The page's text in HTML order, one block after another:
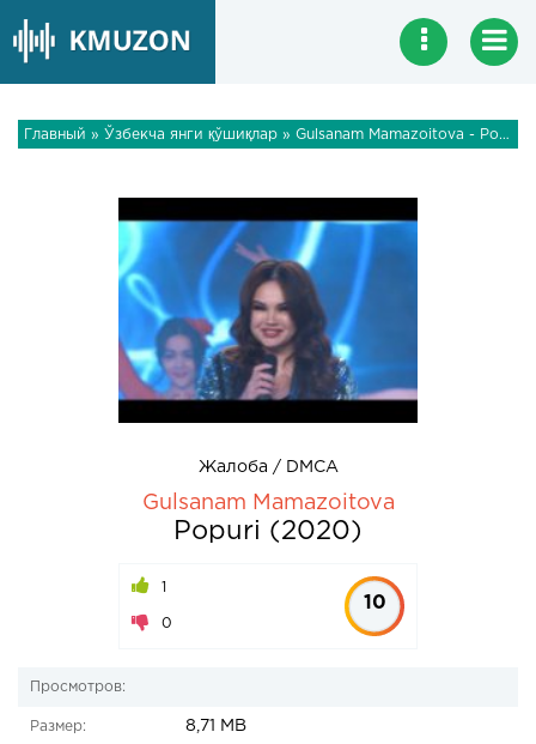
Главный » Ўзбекча янги қўшиқлар » Gulsanam Mamazoitova - Popuri (2020)
Жалоба / DMCA
Gulsanam Mamazoitova
Popuri (2020)
1
0
10
Просмотров:
Размер: 8,71 MB